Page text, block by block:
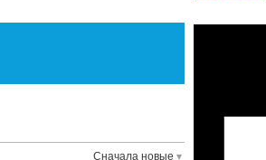
Сначала новые